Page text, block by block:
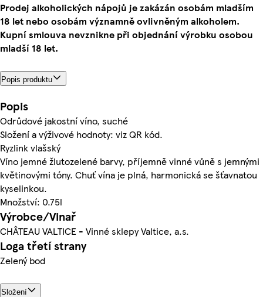
Prodej alkoholických nápojů je zakázán osobám mladším
18 let nebo osobám významně ovlivněným alkoholem.
Kupní smlouva nevznikne při objednání výrobku osobou
mladší 18 let.
Popis produktu
Popis
Odrůdové jakostní víno, suché
Složení a výživové hodnoty: viz QR kód.
Ryzlink vlašský
Víno jemné žlutozelené barvy, příjemně vinné vůně s jemnými
květinovými tóny. Chuť vína je plná, harmonická se šťavnatou
kyselinkou.
Množství: 0.75l
Výrobce/Vinař
CHÂTEAU VALTICE - Vinné sklepy Valtice, a.s.
Loga třetí strany
Zelený bod
Složení